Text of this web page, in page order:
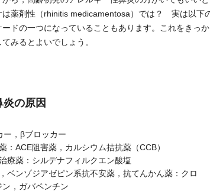
は薬剤性（rhinitis medicamentosa）では？ 実は以下
ードの一つになっていることもあります。これをきっ
みるとよいでしょう。
の原因
ー，βブロッカー
：ACE阻害薬，カルシウム拮抗薬（CCB）
療薬：シルデナフィルクエン酸塩
ベンゾジアゼピン系抗不安薬，抗てんかん薬：クロ
ン，ガバペンチン